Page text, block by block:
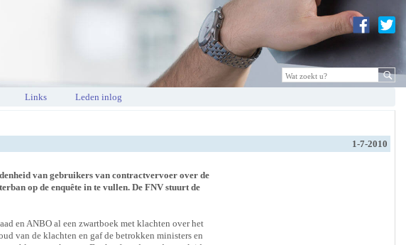
Links Leden inlog
1-7-2010
van gebruikers van contractvervoer over de
op de enquête in te vullen. De FNV stuurt de
en ANBO al een zwartboek met klachten over het
van de klachten en gaf de betrokken ministers en